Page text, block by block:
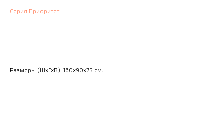
Серия Приоритет
Размеры (ШхГхВ): 160x90x75 см.